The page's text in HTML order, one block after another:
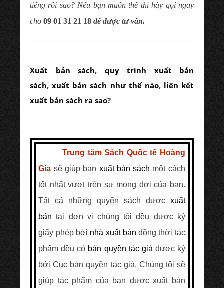
tiếng rồi sao? Nếu bạn muốn thế thì hãy gọi ngay
cho 09 01 31 21 18 để được tư vấn.
Xuất bản sách, quy trình xuất bản
sách,xuất bản sách như thế nào, liên kết
xuất bản sách ra sao?
Trung tâm Sách Quốc tế Hoàng
Gia sẽ giúp bạn xuất bản sách một cách
tốt nhất vượt trên sự mong đợi của bạn.
Tất cả những quyển sách được xuất
bản tại đơn vị chúng tôi đều được ký
giấy phép bởi nhà xuất bản đồng thời tác
phẩm đều có bản quyền tác giả được ký
bởi Cục bản quyền tác giả. Chúng tôi sẽ
giúp tác phẩm của bạn được xuất bản